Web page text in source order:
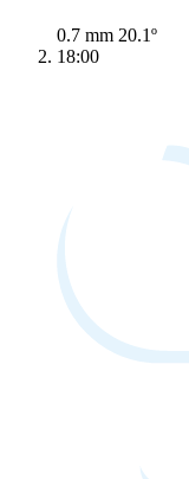
0.7 mm 20.1º
18:00